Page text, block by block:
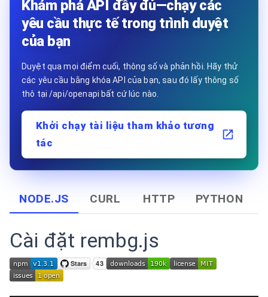
Khám phá API đầy đủ—chạy các
yêu cầu thực tế trong trình duyệt
của bạn
Duyệt qua mọi điểm cuối, thông số và phản hồi. Hãy thử
các yêu cầu bằng khóa API của bạn, sau đó lấy thông số
thô tại /api/openapi bất cứ lúc nào.
Khởi chạy tài liệu tham khảo tương
tác
NODE.JS CURL HTTP PYTHON
Cài đặt rembg.js